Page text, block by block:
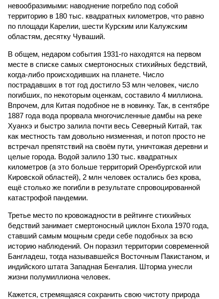
невообразимыми: наводнение погребло под собой
территорию в 180 тыс. квадратных километров, что равно
по площади Карелии, шести Курским или Калужским
областям, десятку Чуваший.
В общем, недаром события 1931-го находятся на первом
месте в списке самых смертоносных стихийных бедствий,
когда-либо происходивших на планете. Число
пострадавших в тот год достигло 53 млн человек, число
погибших, по некоторым оценкам, составило 4 миллиона.
Впрочем, для Китая подобное не в новинку. Так, в сентябре
1887 года вода прорвала многочисленные дамбы на реке
Хуанхэ и быстро залила почти весь Северный Китай, так
как местность там довольно низменная, и потоп просто не
встречал препятствий на своём пути, уничтожая деревни и
целые города. Водой залило 130 тыс. квадратных
километров (а это больше территорий Оренбургской или
Кировской областей), 2 млн человек остались без крова,
ещё столько же погибли в результате спровоцированной
катастрофой пандемии.
Третье место по кровожадности в рейтинге стихийных
бедствий занимает смертоносный циклон Бхола 1970 года,
ставший самым мощным среди себе подобных за всю
историю наблюдений. Он поразил территории современной
Бангладеш, тогда называвшейся Восточным Пакистаном, и
индийского штата Западная Бенгалия. Шторма унесли
жизни полумиллиона человек.
Кажется, стремящаяся сохранить свою чистоту природа